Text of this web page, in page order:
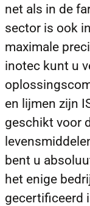
net als in de
sector is ook
maximale
inotec kunt u
en lijmen zijn
geschikt voor
bent u
het enige
gecertificeerd